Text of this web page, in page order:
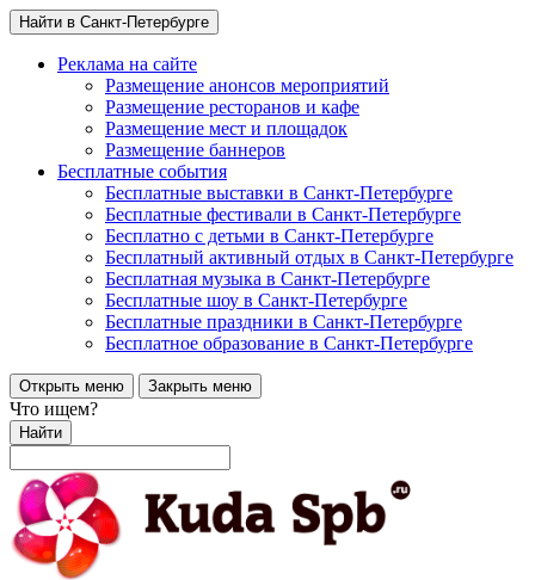
Найти в Санкт-Петербурге
Реклама на сайте
Размещение анонсов мероприятий
Размещение ресторанов и кафе
Размещение мест и площадок
Размещение баннеров
Бесплатные события
Бесплатные выставки в Санкт-Петербурге
Бесплатные фестивали в Санкт-Петербурге
Бесплатно с детьми в Санкт-Петербурге
Бесплатный активный отдых в Санкт-Петербурге
Бесплатная музыка в Санкт-Петербурге
Бесплатные шоу в Санкт-Петербурге
Бесплатные праздники в Санкт-Петербурге
Бесплатное образование в Санкт-Петербурге
Открыть меню Закрыть меню
Что ищем?
Найти